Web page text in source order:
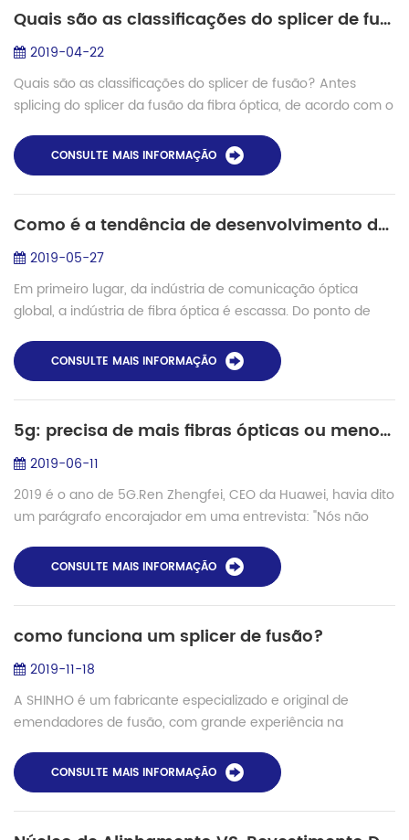
Quais são as classificações do splicer de fusão?
2019-04-22
Quais são as classificações do splicer de fusão? Antes
splicing do splicer da fusão da fibra óptica, de acordo com o
fusão principal pré-fusão cor...
CONSULTE MAIS INFORMAÇÃO
Como é a tendência de desenvolvimento da indústria de comunicação óptica no presente?
2019-05-27
Em primeiro lugar, da indústria de comunicação óptica
global, a indústria de fibra óptica é escassa. Do ponto de
outras regiões são relativame...
CONSULTE MAIS INFORMAÇÃO
5g: precisa de mais fibras ópticas ou menos?
2019-06-11
2019 é o ano de 5G.Ren Zhengfei, CEO da Huawei, havia dito
um parágrafo encorajador em uma entrevista: "Nós não
mudando. Porque temos confiança. Nossos...
CONSULTE MAIS INFORMAÇÃO
como funciona um splicer de fusão?
2019-11-18
A SHINHO é um fabricante especializado e original de
emendadores de fusão, com grande experiência na
splicers de fusão são lançados no mercado para ...
CONSULTE MAIS INFORMAÇÃO